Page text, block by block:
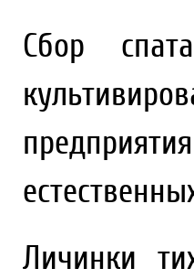
Сбор
Личинки